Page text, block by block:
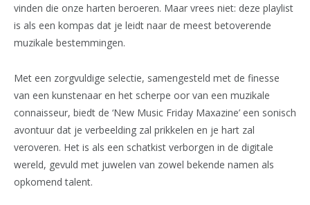
vinden die onze harten beroeren. Maar vrees niet: deze playlist
is als een kompas dat je leidt naar de meest betoverende
muzikale bestemmingen.
Met een zorgvuldige selectie, samengesteld met de finesse
van een kunstenaar en het scherpe oor van een muzikale
connaisseur, biedt de ‘New Music Friday Maxazine’ een sonisch
avontuur dat je verbeelding zal prikkelen en je hart zal
veroveren. Het is als een schatkist verborgen in de digitale
wereld, gevuld met juwelen van zowel bekende namen als
opkomend talent.